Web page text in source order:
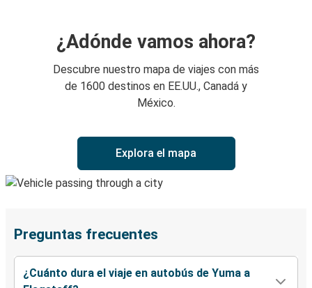
¿Adónde vamos ahora?
Descubre nuestro mapa de viajes con más
de 1600 destinos en EE.UU., Canadá y
México.
Explora el mapa
Preguntas frecuentes
¿Cuánto dura el viaje en autobús de Yuma a